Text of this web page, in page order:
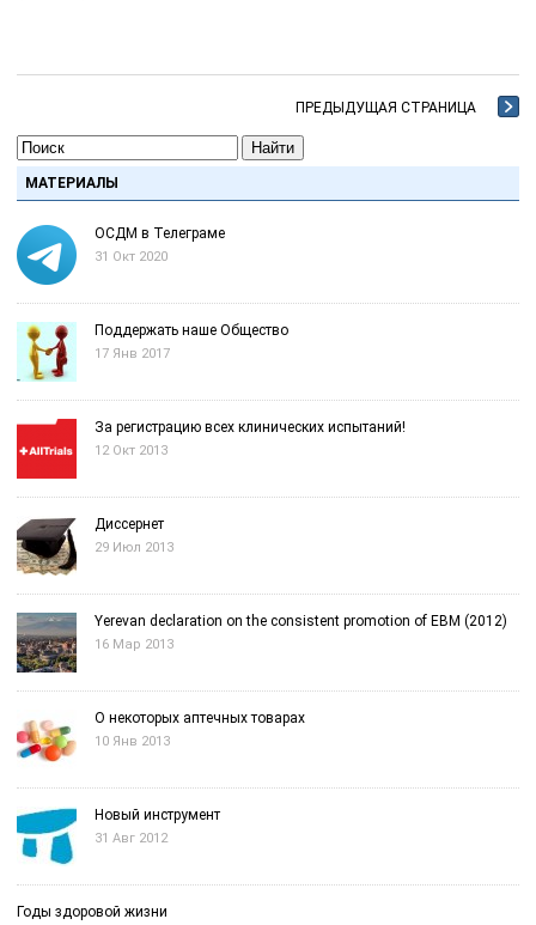
ПРЕДЫДУЩАЯ СТРАНИЦА
Найти
МАТЕРИАЛЫ
ОСДМ в Телеграме
31 Окт 2020
Поддержать наше Общество
17 Янв 2017
За регистрацию всех клинических испытаний!
12 Окт 2013
Диссернет
29 Июл 2013
Yerevan declaration on the consistent promotion of EBM (2012)
16 Мар 2013
О некоторых аптечных товарах
10 Янв 2013
Новый инструмент
31 Авг 2012
Годы здоровой жизни